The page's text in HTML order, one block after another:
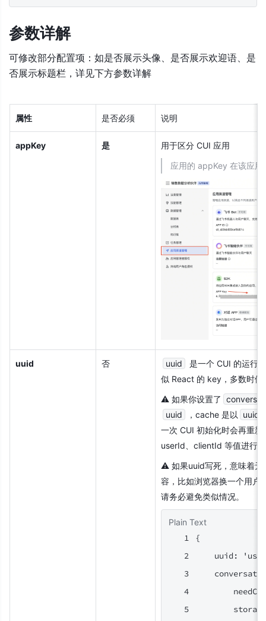
参数详解
可修改部分配置项：如是否展示头像、是否展示欢迎语、是
否展示标题栏，详见下方参数详解
属性 是否必须 说明
appKey 是
用于区分 CUI 应用
应用的 appKey 在该应
uuid 否 uuid
是一个 CUI 的运行
似 React 的 key，多数时候
⚠️ 如果你设置了
uuid
，cache 是以 uuid
一次 CUI 初始化时会再重
userId、clientId 等值进行
⚠️ 如果uuid写死，意味着无
容，比如浏览器换一个用户
请务必避免类似情况。
Plain Text
{
uuid: